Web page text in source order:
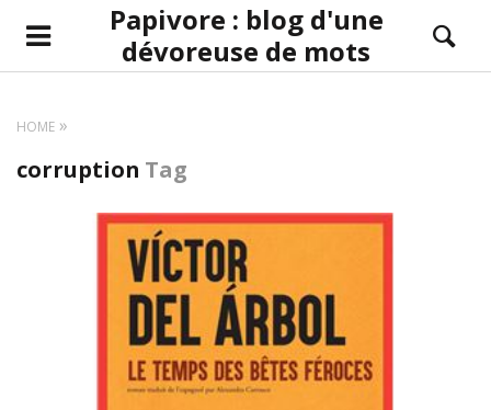
Papivore : blog d'une
dévoreuse de mots
HOME
corruption Tag